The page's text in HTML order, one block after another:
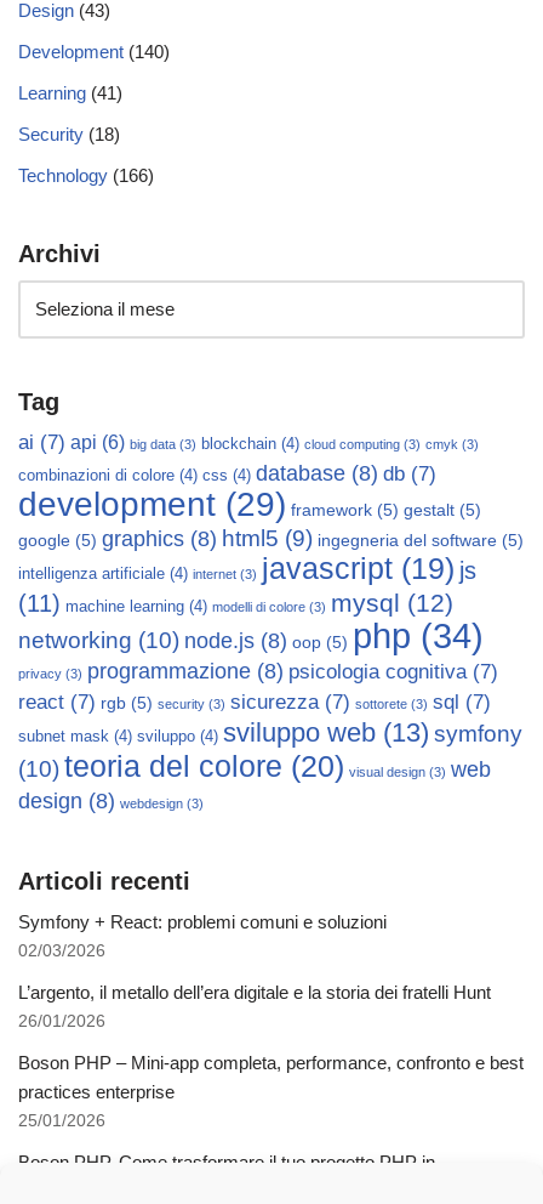
Design (43)
Development (140)
Learning (41)
Security (18)
Technology (166)
Archivi
Tag
ai (7) api (6) big data (3) blockchain (4) cloud computing (3) cmyk (3)
combinazioni di colore (4) css (4) database (8) db (7)
development (29) framework (5) gestalt (5)
google (5) graphics (8) html5 (9) ingegneria del software (5)
intelligenza artificiale (4) internet (3) javascript (19) js
(11) machine learning (4) modelli di colore (3) mysql (12)
networking (10) node.js (8) oop (5) php (34)
privacy (3) programmazione (8) psicologia cognitiva(7)
react (7) rgb (5) security (3) sicurezza(7) sottorete (3) sql (7)
subnet mask (4) sviluppo (4) sviluppo web (13) symfony
(10)teoria del colore (20) visual design (3) web
design (8) webdesign (3)
Articoli recenti
Symfony + React: problemi comuni e soluzioni
02/03/2026
L’argento, il metallo dell’era digitale e la storia dei fratelli Hunt
26/01/2026
Boson PHP – Mini-app completa, performance, confronto e best
practices enterprise
25/01/2026
Boson PHP. Come trasformare il tuo progetto PHP in